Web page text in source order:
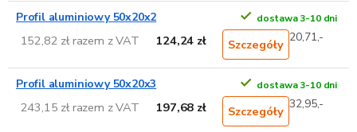
Profil aluminiowy 50x20x2 dostawa 3-10 dni
152,82 zł razem z VAT 124,24 zł Szczegóły 20,71,-
Profil aluminiowy 50x20x3 dostawa 3-10 dni
243,15 zł razem z VAT 197,68 zł Szczegóły 32,95,-